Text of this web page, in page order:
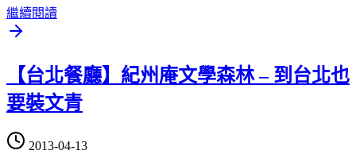
繼續閱讀
【台北餐廳】紀州庵文學森林 – 到台北也
要裝文青
2013-04-13